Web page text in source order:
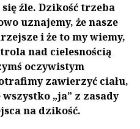
źle. Dzikość trzeba
uznajemy, że nasze
i że to my wiemy,
nad cielesnością
oczywistym
zawierzyć ciału,
„ja” z zasady
na dzikość.